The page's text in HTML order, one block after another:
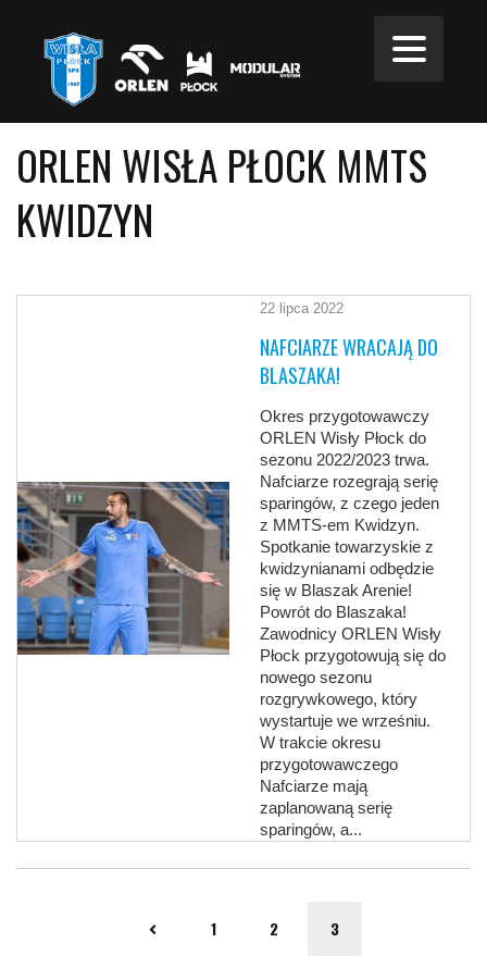
ORLEN WISŁA PŁOCK MMTS
KWIDZYN
22 lipca 2022
NAFCIARZE WRACAJĄ DO
BLASZAKA!
Okres przygotowawczy
ORLEN Wisły Płock do
sezonu 2022/2023 trwa.
Nafciarze rozegrają serię
sparingów, z czego jeden
z MMTS-em Kwidzyn.
Spotkanie towarzyskie z
kwidzynianami odbędzie
się w Blaszak Arenie!
Powrót do Blaszaka!
Zawodnicy ORLEN Wisły
Płock przygotowują się do
nowego sezonu
rozgrywkowego, który
wystartuje we wrześniu.
W trakcie okresu
przygotowawczego
Nafciarze mają
zaplanowaną serię
sparingów, a...
1 2 3